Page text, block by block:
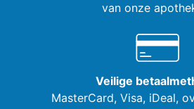
van onze
Veilige
MasterCard, Visa, iDeal,